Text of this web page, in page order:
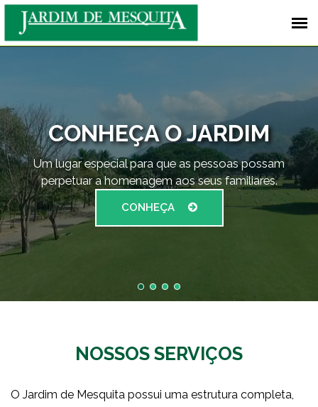
CONHEÇA O JARDIM
Um lugar especial para que as pessoas possam
perpetuar a homenagem aos seus familiares.
CONHEÇA
NOSSOS SERVIÇOS
O Jardim de Mesquita possui uma estrutura completa,